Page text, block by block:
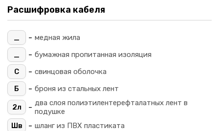
Расшифровка кабеля
_ - медная жила
_
- бумажная пропитанная изоляция
С
- свинцовая оболочка
Б
- броня из стальных лент
2л - два слоя полиэтилентерефталатных лент в
подушке
Шв
- шланг из ПВХ пластиката